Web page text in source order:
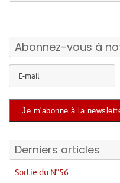
Abonnez-vous à
Derniers articles
Sortie du N°56